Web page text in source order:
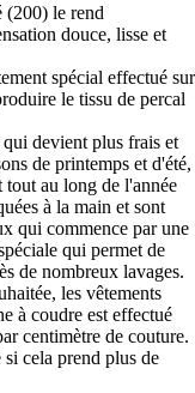
(200) le rend
douce, lisse et
spécial effectué sur
le tissu de percal
devient plus frais et
de printemps et d'été,
tout au long de l'année
à la main et sont
qui commence par une
qui permet de
de nombreux lavages.
les vêtements
à coudre est effectué
centimètre de couture.
si cela prend plus de